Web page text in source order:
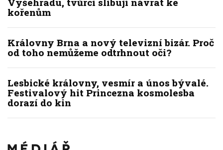
kořenům
Královny Brna a nový televizní bizár. Proč
od toho nemůžeme odtrhnout oči?
Lesbické královny, vesmír a únos bývalé.
Festivalový hit Princezna kosmolesba
dorazí do kin